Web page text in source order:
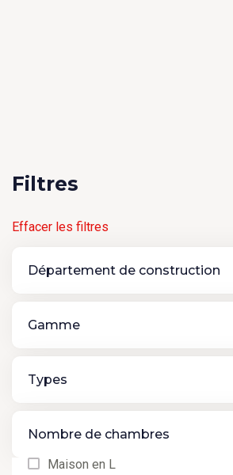
Filtres
Effacer les filtres
Département de construction
Gamme
Types
Nombre de chambres
Maison en L